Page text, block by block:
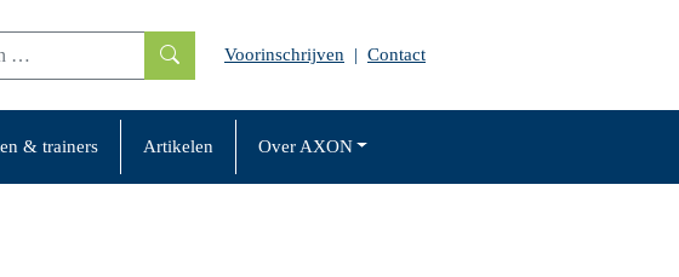
Voorinschrijven | Contact
& trainers Artikelen Over AXON